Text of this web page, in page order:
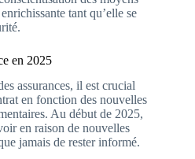
tant qu’elle se
en 2025
assurances, il est crucial
en fonction des nouvelles
Au début de 2025,
en raison de nouvelles
jamais de rester informé.